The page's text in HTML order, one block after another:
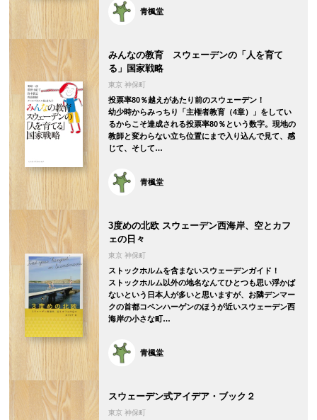
青楓堂
みんなの教育 スウェーデンの「人を育て
る」国家戦略
東京 神保町
投票率80％越えがあたり前のスウェーデン！
幼少時からみっちり「主権者教育（4章）」をしてい
るからこそ達成される投票率80％という数字。現地の
教師と変わらない立ち位置にまで入り込んで見て、感
じて、そして…
青楓堂
3度めの北欧 スウェーデン西海岸、空とカフ
ェの日々
東京 神保町
ストックホルムを含まないスウェーデンガイド！
ストックホルム以外の地名なんてひとつも思い浮かば
ないという日本人が多いと思いますが、お隣デンマー
クの首都コペンハーゲンのほうが近いスウェーデン西
海岸の小さな町…
青楓堂
スウェーデン式アイデア・ブック２
東京 神保町